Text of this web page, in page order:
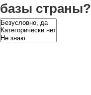
базы страны?